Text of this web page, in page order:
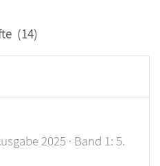
(14)
2025 · Band 1: 5.